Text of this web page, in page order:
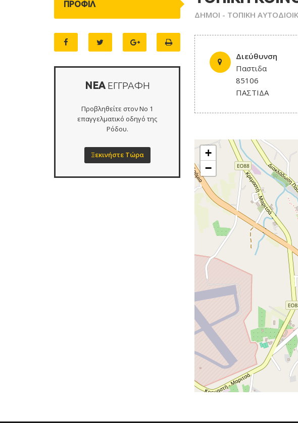
ΔΗΜΟΙ - ΤΟΠΙΚΗ
Διεύθυνση
Παστιδα
85106
ΠΑΣΤΙΔΑ
+
−
ΠΡΟΦΙΛ
ΝΕΑ ΕΓΓΡΑΦΗ
Προβληθείτε στον Νο 1
επαγγελματικό οδηγό της
Ρόδου.
Ξεκινήστε Τώρα